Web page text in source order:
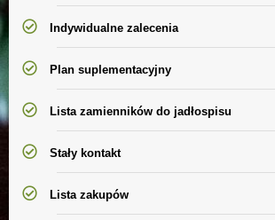
Indywidualne zalecenia
Plan suplementacyjny
Lista zamienników do jadłospisu
Stały kontakt
Lista zakupów